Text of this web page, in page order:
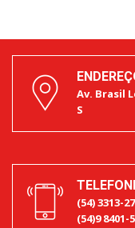
Av. Brasil
S
(54) 3313-
(54)9 8401-